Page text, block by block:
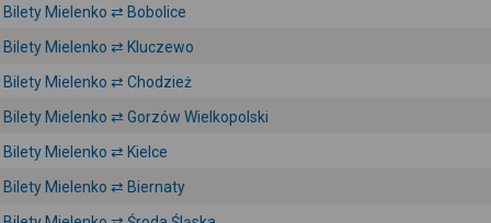
Bilety Mielenko ⇄ Bobolice
Bilety Mielenko ⇄ Kluczewo
Bilety Mielenko ⇄ Chodzież
Bilety Mielenko ⇄ Gorzów Wielkopolski
Bilety Mielenko ⇄ Kielce
Bilety Mielenko ⇄ Biernaty